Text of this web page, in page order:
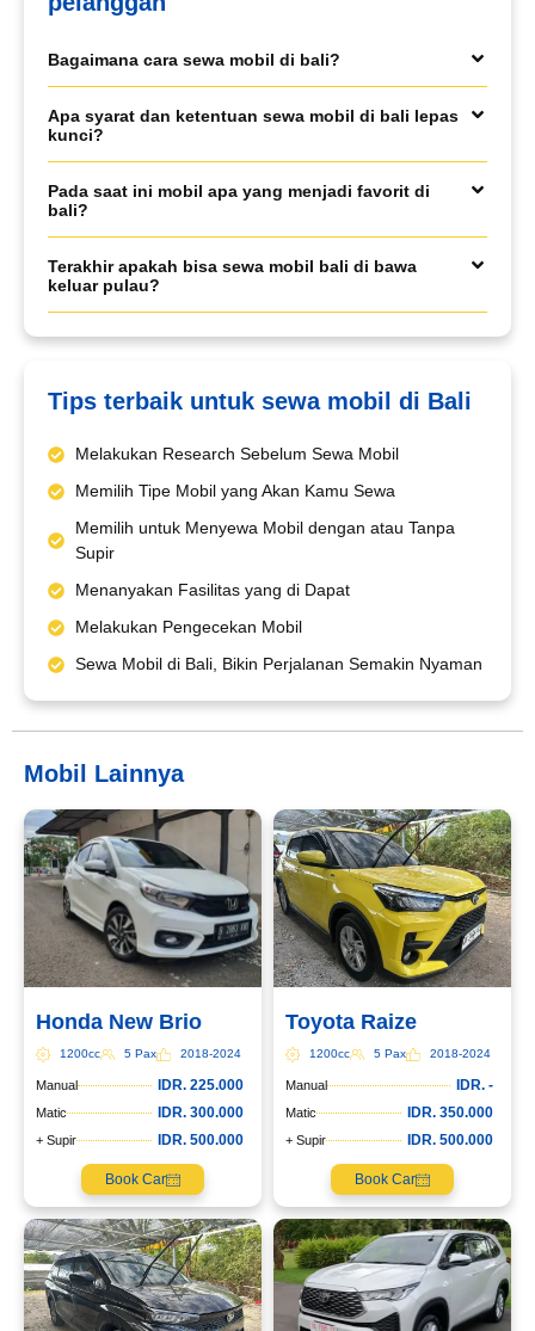
Bagaimana cara sewa mobil di bali?
Apa syarat dan ketentuan sewa mobil di bali lepas
kunci?
Pada saat ini mobil apa yang menjadi favorit di
bali?
Terakhir apakah bisa sewa mobil bali di bawa
keluar pulau?
Tips terbaik untuk sewa mobil di Bali
Melakukan Research Sebelum Sewa Mobil
Memilih Tipe Mobil yang Akan Kamu Sewa
Memilih untuk Menyewa Mobil dengan atau Tanpa
Supir
Menanyakan Fasilitas yang di Dapat
Melakukan Pengecekan Mobil
Sewa Mobil di Bali, Bikin Perjalanan Semakin Nyaman
Mobil Lainnya
Honda New Brio
1200cc 5 Pax 2018-2024
Manual IDR. 225.000
Matic IDR. 300.000
+ Supir IDR. 500.000
Book Car
Toyota Raize
1200cc 5 Pax 2018-2024
Manual IDR. -
Matic IDR. 350.000
+ Supir IDR. 500.000
Book Car
Book via WhatsApp
Pilih Mobil*
Tipe Sewa*
Tgl Selesai*
Email*
WhatsApp*
Lokasi Pengiriman & Pengembalian